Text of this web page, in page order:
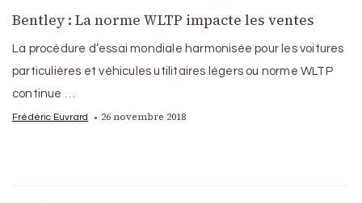
Bentley : La norme WLTP impacte les ventes
La procédure d’essai mondiale harmonisée pour les voitures
particulières et véhicules utilitaires légers ou norme WLTP
continue …
Frédéric Euvrard 26 novembre 2018